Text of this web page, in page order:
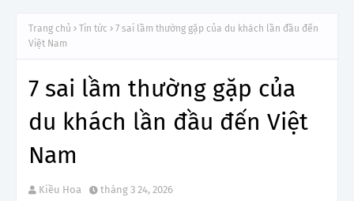
Trang chủ Tin tức
7 sai lầm thường gặp của du khách lần đầu đến
Việt Nam
7 sai lầm thường gặp của
du khách lần đầu đến Việt
Nam
Kiều Hoa tháng 3 24, 2026